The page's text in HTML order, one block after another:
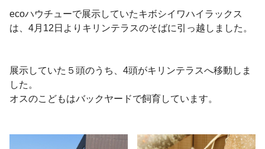
ecoハウチューで展示していたキボシイワハイラックス
は、4月12日よりキリンテラスのそばに引っ越しました。
展示していた５頭のうち、4頭がキリンテラスへ移動しま
した。
オスのこどもはバックヤードで飼育しています。